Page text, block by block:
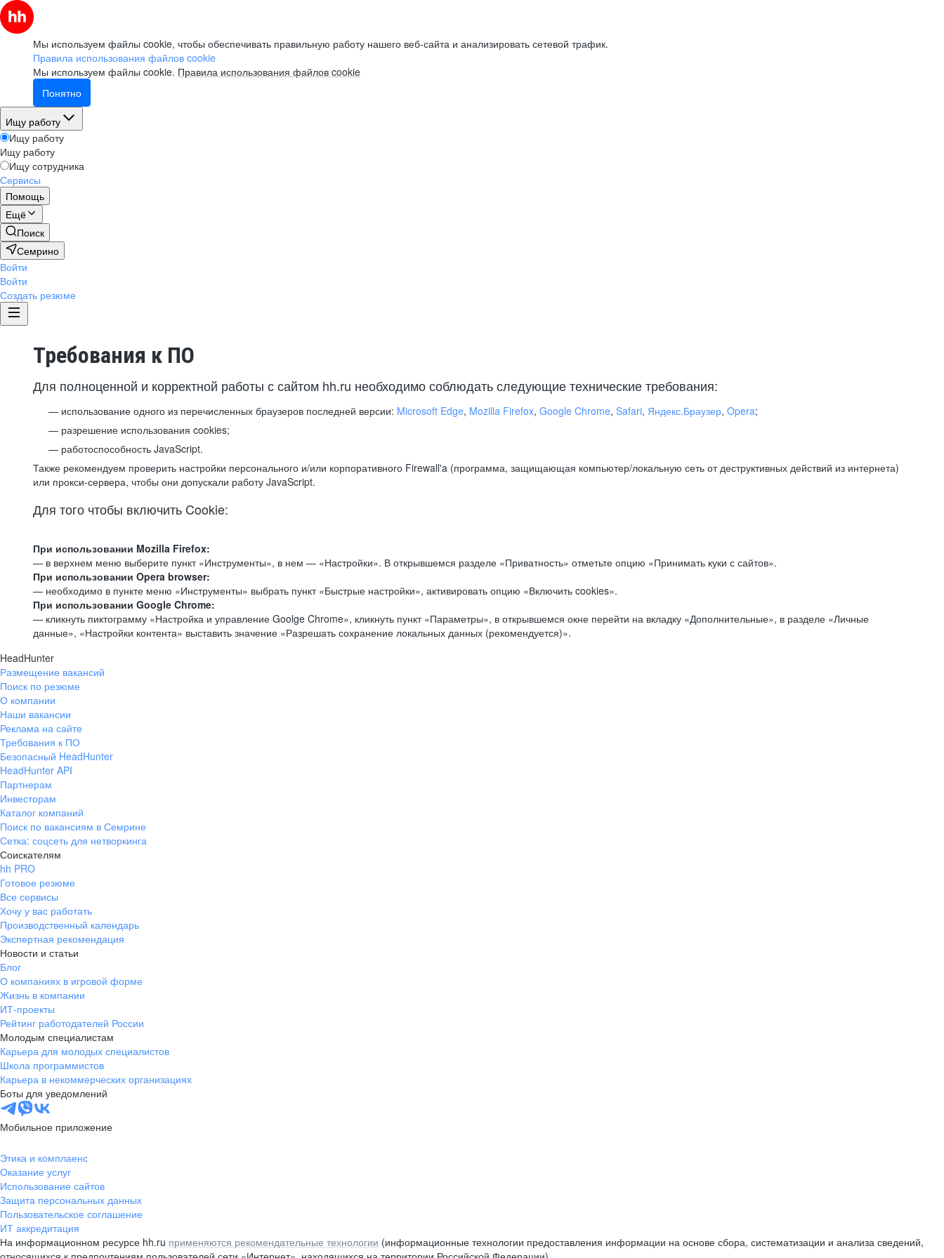
Мы используем файлы cookie, чтобы обеспечивать правильную работу нашего веб-сайта и анализировать сетевой трафик.
Правила использования файлов cookie
Мы используем файлы cookie. Правила использования файлов cookie
Понятно
Ищу работу
Ищу работу
Ищу работу
Ищу сотрудника
Сервисы
Помощь
Ещё
Поиск
Семрино
Войти
Войти
Создать резюме
Требования к ПО
Для полноценной и корректной работы с сайтом hh.ru необходимо соблюдать следующие технические требования:
использование одного из перечисленных браузеров последней версии: Microsoft Edge, Mozilla Firefox, Google Chrome, Safari, Яндекс.Браузер, Opera;
разрешение использования cookies;
работоспособность JavaScript.
Также рекомендуем проверить настройки персонального и/или корпоративного Firewall'a (программа, защищающая компьютер/локальную сеть от деструктивных действий из интернета)
или прокси-сервера, чтобы они допускали работу JavaScript.
Для того чтобы включить Cookie:
При использовании Mozilla Firefox:
— в верхнем меню выберите пункт «Инструменты», в нем — «Настройки». В открывшемся разделе «Приватность» отметьте опцию «Принимать куки с сайтов».
При использовании Opera browser:
— необходимо в пункте меню «Инструменты» выбрать пункт «Быстрые настройки», активировать опцию «Включить cookies».
При использовании Google Chrome:
— кликнуть пиктограмму «Настройка и управление Goolge Chrome», кликнуть пункт «Параметры», в открывшемся окне перейти на вкладку «Дополнительные», в разделе «Личные
данные», «Настройки контента» выставить значение «Разрешать сохранение локальных данных (рекомендуется)».
HeadHunter
Размещение вакансий
Поиск по резюме
О компании
Наши вакансии
Реклама на сайте
Требования к ПО
Безопасный HeadHunter
HeadHunter API
Партнерам
Инвесторам
Каталог компаний
Поиск по вакансиям в Семрине
Сетка: соцсеть для нетворкинга
Соискателям
hh PRO
Готовое резюме
Все сервисы
Хочу у вас работать
Производственный календарь
Экспертная рекомендация
Новости и статьи
Блог
О компаниях в игровой форме
Жизнь в компании
ИТ-проекты
Рейтинг работодателей России
Молодым специалистам
Карьера для молодых специалистов
Школа программистов
Карьера в некоммерческих организациях
Боты для уведомлений
Мобильное приложение
Этика и комплаенс
Оказание услуг
Использование сайтов
Защита персональных данных
Пользовательское соглашение
ИТ аккредитация
На информационном ресурсе hh.ru применяются рекомендательные технологии (информационные технологии предоставления информации на основе сбора, систематизации и анализа сведений,